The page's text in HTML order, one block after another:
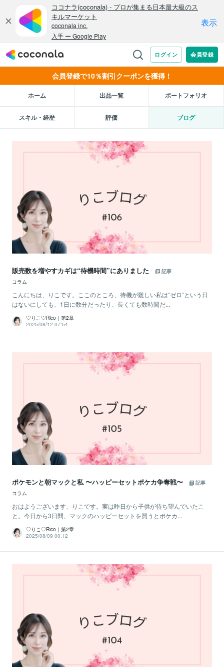
会員登録で10％割引クーポンを獲得！
ホーム 出品一覧 ポートフォリオ
スキル・経歴 評価 ブログ
販売数を増やすカギは“待機時間”にありました
記事
コラム
こんにちは、りこです。ここのところ、待機が難しい私は“ゼロ”という日
はないにしても、1日に数分だったり、長くても数時間だ...
♡りこ♡Rico｜第2章
2025/08/12 07:54
ポケモンと朝マックと私 〜ハッピーセットポケカ争奪戦〜
記事
コラム
おはようございます、りこです。実は昨日から子供が待ち望んでいたこ
と。今日から3日間、マックのハッピーセットを買うとポケカ...
♡りこ♡Rico｜第2章
2025/08/09 00:12